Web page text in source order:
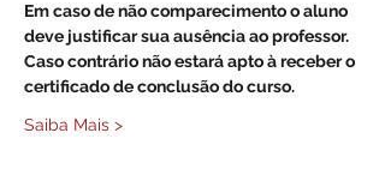
Em caso de não comparecimento o aluno
deve justificar sua ausência ao professor.
Caso contrário não estará apto à receber o
certificado de conclusão do curso.
Saiba Mais >